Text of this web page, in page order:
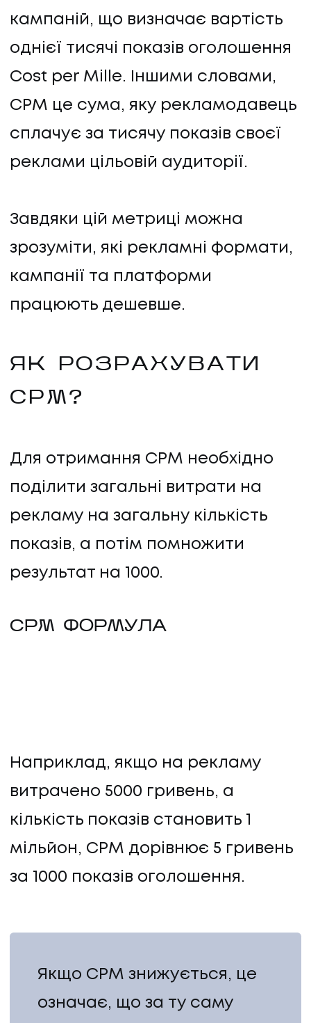
кампаній, що визначає вартість
однієї тисячі показів оголошення
Cost per Mille. Іншими словами,
CPM це сума, яку рекламодавець
сплачує за тисячу показів своєї
реклами цільовій аудиторії.
Завдяки цій метриці можна
зрозуміти, які рекламні формати,
кампанії та платформи
працюють дешевше.
ЯК РОЗРАХУВАТИ
CPM?
Для отримання CPM необхідно
поділити загальні витрати на
рекламу на загальну кількість
показів, а потім помножити
результат на 1000.
CPM ФОРМУЛА
Наприклад, якщо на рекламу
витрачено 5000 гривень, а
кількість показів становить 1
мільйон, CPM дорівнює 5 гривень
за 1000 показів оголошення.
Якщо CPM знижується, це
означає, що за ту саму
ПОСЛУГИ
КЕЙСИ
КЕЙСИ
ПРО НАС